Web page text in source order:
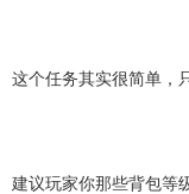
这个任务其实很简单，
建议玩家你那些背包等